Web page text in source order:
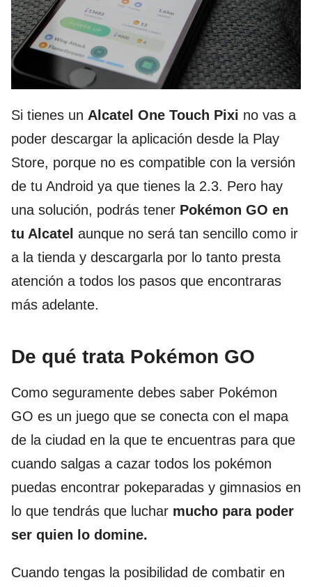
Si tienes un Alcatel One Touch Pixi no vas a
poder descargar la aplicación desde la Play
Store, porque no es compatible con la versión
de tu Android ya que tienes la 2.3. Pero hay
una solución, podrás tener Pokémon GO en
tu Alcatel aunque no será tan sencillo como ir
a la tienda y descargarla por lo tanto presta
atención a todos los pasos que encontraras
más adelante.
De qué trata Pokémon GO
Como seguramente debes saber Pokémon
GO es un juego que se conecta con el mapa
de la ciudad en la que te encuentras para que
cuando salgas a cazar todos los pokémon
puedas encontrar pokeparadas y gimnasios en
lo que tendrás que luchar mucho para poder
ser quien lo domine.
Cuando tengas la posibilidad de combatir en